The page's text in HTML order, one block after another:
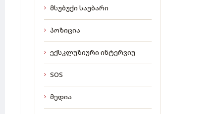
მსუბუქი საუბარი
პოზიცია
ექსკლუზიური ინტერვიუ
SOS
მედია